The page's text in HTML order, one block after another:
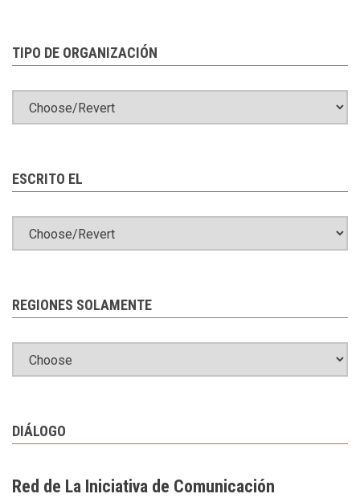
TIPO DE ORGANIZACIÓN
ESCRITO EL
REGIONES SOLAMENTE
DIÁLOGO
Red de La Iniciativa de Comunicación